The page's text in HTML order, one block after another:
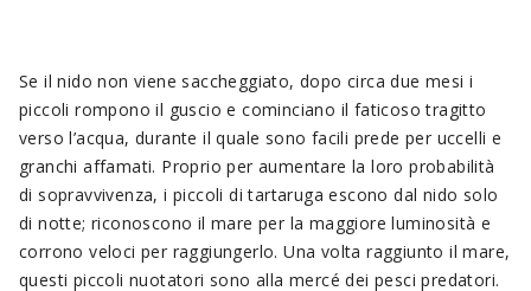
Se il nido non viene saccheggiato, dopo circa due mesi i
piccoli rompono il guscio e cominciano il faticoso tragitto
verso l’acqua, durante il quale sono facili prede per uccelli e
granchi affamati. Proprio per aumentare la loro probabilità
di sopravvivenza, i piccoli di tartaruga escono dal nido solo
di notte; riconoscono il mare per la maggiore luminosità e
corrono veloci per raggiungerlo. Una volta raggiunto il mare,
questi piccoli nuotatori sono alla mercé dei pesci predatori.